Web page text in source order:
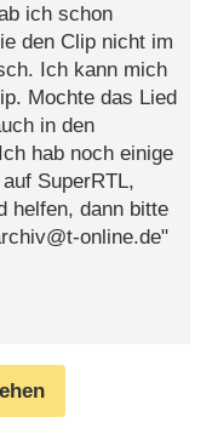
ich schon
den Clip nicht im
Ich kann mich
Mochte das Lied
in den
hab noch einige
SuperRTL,
helfen, dann bitte
online.de"